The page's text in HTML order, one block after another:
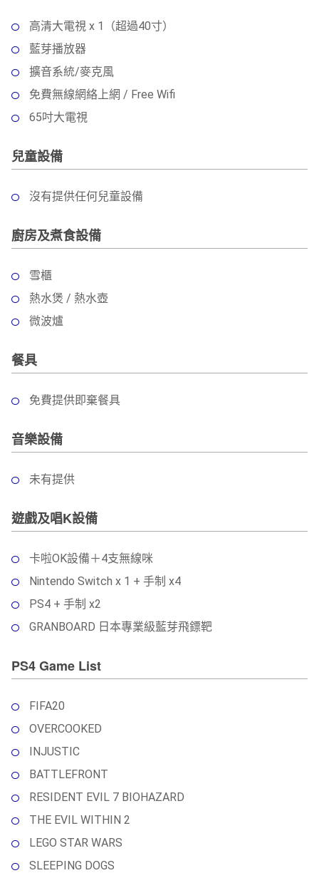
高清大電視 x 1（超過40寸）
藍芽播放器
擴音系統/麥克風
免費無線網絡上網 / Free Wifi
65吋大電視
兒童設備
沒有提供任何兒童設備
廚房及煮食設備
雪櫃
熱水煲 / 熱水壺
微波爐
餐具
免費提供即棄餐具
音樂設備
未有提供
遊戲及唱K設備
卡啦OK設備＋4支無線咪
Nintendo Switch x 1 + 手制 x4
PS4 + 手制 x2
GRANBOARD 日本專業級藍芽飛鏢靶
PS4 Game List
FIFA20
OVERCOOKED
INJUSTIC
BATTLEFRONT
RESIDENT EVIL 7 BIOHAZARD
THE EVIL WITHIN 2
LEGO STAR WARS
SLEEPING DOGS